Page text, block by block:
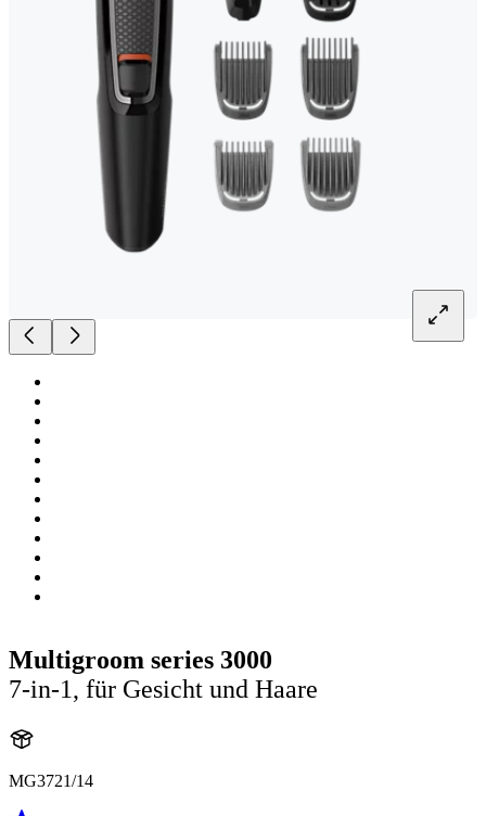
Multigroom series 3000
7-in-1, für Gesicht und Haare
MG3721/14